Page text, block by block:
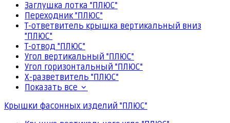
Заглушка лотка "ПЛЮС"
Переходник "ПЛЮС"
Т-ответвитель крышка вертикальный вниз
"ПЛЮС"
Т-отвод "ПЛЮС"
Угол вертикальный "ПЛЮС"
Угол горизонтальный "ПЛЮС"
Х-разветвитель "ПЛЮС"
Показать все
Крышки фасонных изделий "ПЛЮС"